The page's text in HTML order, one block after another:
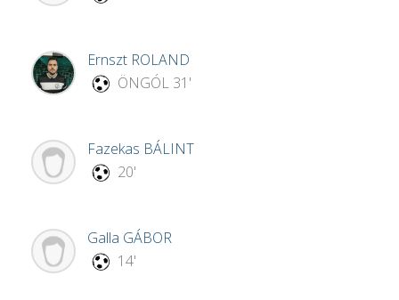
Ernszt ROLAND
ÖNGÓL 31'
Fazekas BÁLINT
20'
Galla GÁBOR
14'